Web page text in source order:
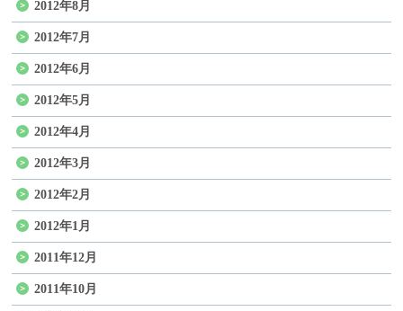
2012年8月
2012年7月
2012年6月
2012年5月
2012年4月
2012年3月
2012年2月
2012年1月
2011年12月
2011年10月